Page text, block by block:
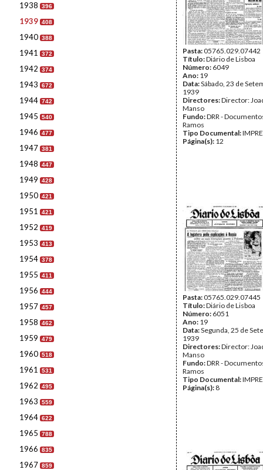
1938 396
1939 408
1940 388
1941 372
1942 374
1943 672
1944 742
1945 540
1946 477
1947 381
1948 447
1949 428
1950 421
1951 421
1952 419
1953 413
1954 378
1955 411
1956 444
1957 457
1958 462
1959 479
1960 518
1961 531
1962 495
1963 559
1964 622
1965 788
1966 835
1967 859
Pasta:05765.029.07442
Título:Diário de Lisboa
Número: 6049
Ano: 19
Data:Sábado, 23 de
1939
Directores:Director:
Manso
Fundo:DRR -
Ramos
Tipo Documental:
Página(s): 12
Pasta:05765.029.07445
Título:Diário de Lisboa
Número: 6051
Ano: 19
Data:Segunda, 25 de
1939
Directores:Director:
Manso
Fundo:DRR -
Ramos
Tipo Documental:
Página(s): 8